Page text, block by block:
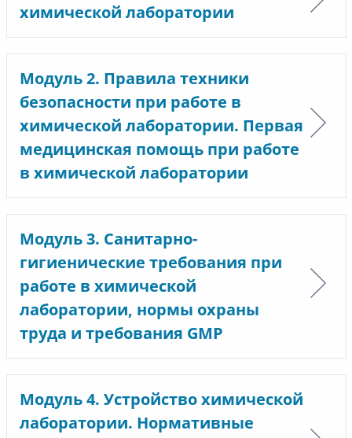
химической лаборатории
Модуль 2. Правила техники
безопасности при работе в
химической лаборатории. Первая
медицинская помощь при работе
в химической лаборатории
Модуль 3. Санитарно-
гигиенические требования при
работе в химической
лаборатории, нормы охраны
труда и требования GMP
Модуль 4. Устройство химической
лаборатории. Нормативные